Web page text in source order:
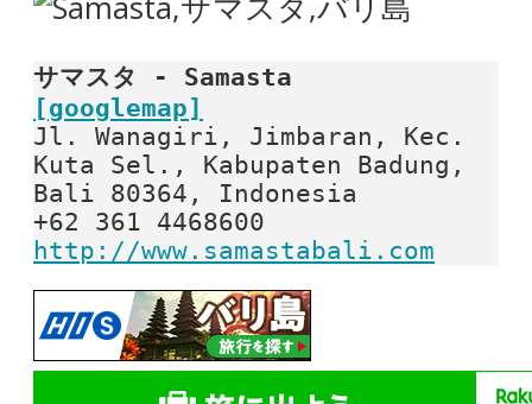
サマスタ - Samasta
[googlemap]
Jl. Wanagiri, Jimbaran, Kec.
Kuta Sel., Kabupaten Badung,
Bali 80364, Indonesia
http://www.samastabali.com